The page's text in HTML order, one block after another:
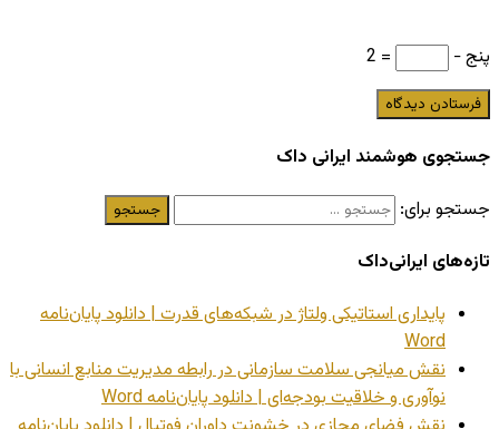
پنج − = 2
جستجوی هوشمند ایرانی داک
جستجو برای:
تازه‌های ایرانی‌داک
پایداری استاتیکی ولتاژ در شبکه‌های قدرت | دانلود پایان‌نامه
Word
نقش میانجی سلامت سازمانی در رابطه مدیریت منابع انسانی با
نوآوری و خلاقیت بودجه‌ای | دانلود پایان‌نامه Word